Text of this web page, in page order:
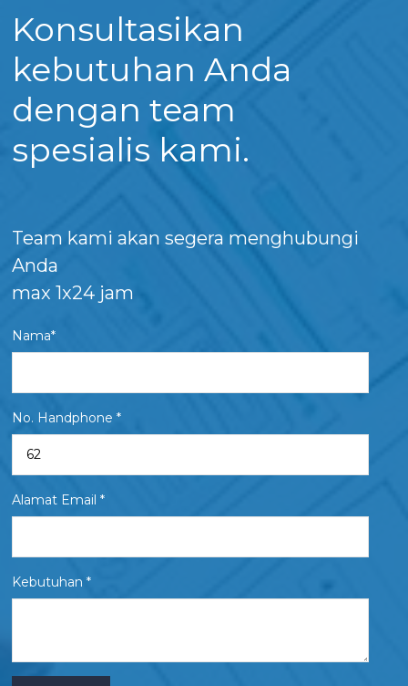
Konsultasikan
kebutuhan Anda
dengan team
spesialis kami.
Team kami akan segera menghubungi
Anda
max 1x24 jam
Nama*
No. Handphone *
Alamat Email *
Kebutuhan *